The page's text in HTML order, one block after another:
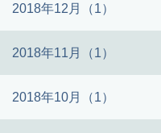
2018年12月（1）
2018年11月（1）
2018年10月（1）